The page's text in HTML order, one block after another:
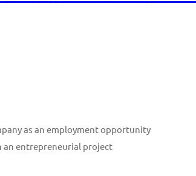
as an employment opportunity
an entrepreneurial project